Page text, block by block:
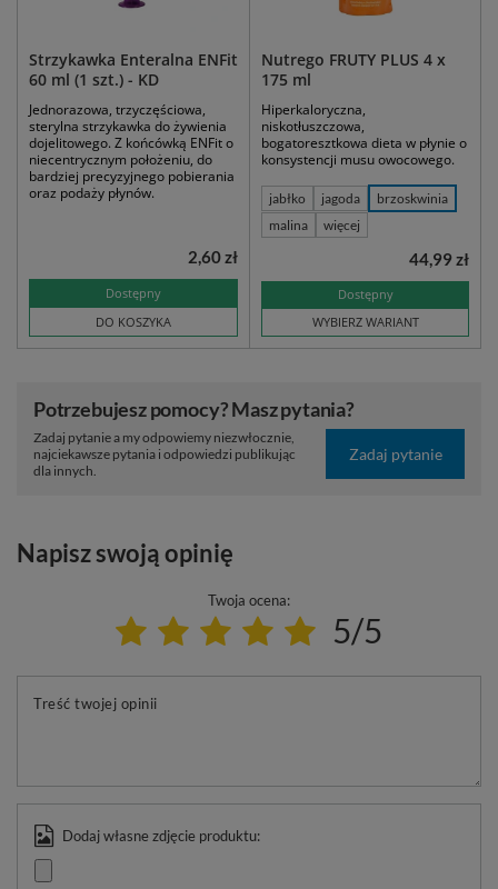
Strzykawka Enteralna ENFit
60 ml (1 szt.) - KD
Jednorazowa, trzyczęściowa,
sterylna strzykawka do żywienia
dojelitowego. Z końcówką ENFit o
niecentrycznym położeniu, do
bardziej precyzyjnego pobierania
oraz podaży płynów.
Dostępny
DO KOSZYKA
2,60 zł
Nutrego FRUTY PLUS 4 x
175 ml
Hiperkaloryczna,
niskotłuszczowa,
bogatoresztkowa dieta w płynie o
konsystencji musu owocowego.
jabłko jagoda
brzoskwinia
malina
więcej
Dostępny
WYBIERZ WARIANT
44,99 zł
Potrzebujesz pomocy? Masz pytania?
Zadaj pytanie a my odpowiemy niezwłocznie,
najciekawsze pytania i odpowiedzi publikując
dla innych.
Zadaj pytanie
Napisz swoją opinię
Twoja ocena:
5/5
Treść twojej opinii
Dodaj własne zdjęcie produktu: